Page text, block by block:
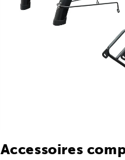
Accessoires